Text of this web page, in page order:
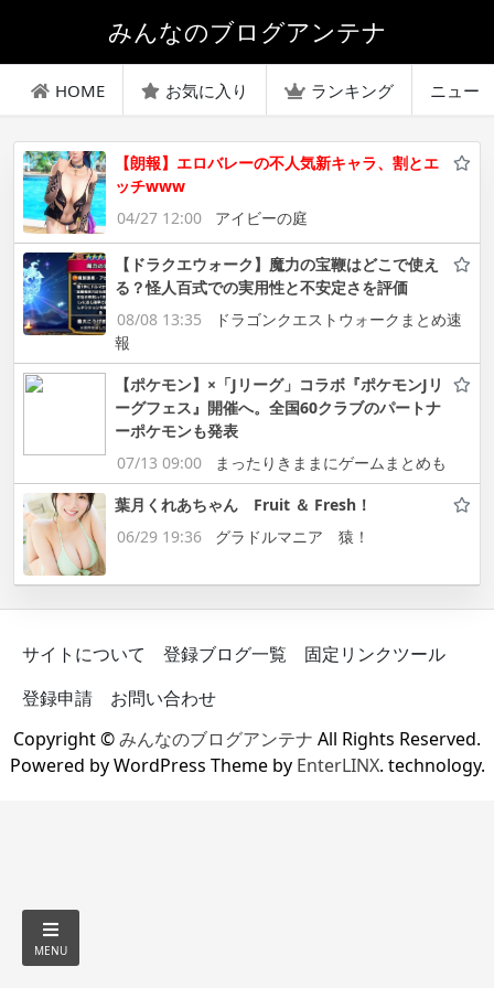
みんなのブログアンテナ
HOME お気に入り ランキング ニュー
【朗報】エロバレーの不人気新キャラ、割とエ
ッチwww
04/27 12:00
アイビーの庭
【ドラクエウォーク】魔力の宝鞭はどこで使え
る？怪人百式での実用性と不安定さを評価
08/08 13:35
ドラゴンクエストウォークまとめ速
報
【ポケモン】×「Jリーグ」コラボ『ポケモンJリ
ーグフェス』開催へ。全国60クラブのパートナ
ーポケモンも発表
07/13 09:00
まったりきままにゲームまとめも
葉月くれあちゃん Fruit ＆ Fresh！
06/29 19:36
グラドルマニア 猿！
サイトについて 登録ブログ一覧
固定リンクツール
登録申請
お問い合わせ
Copyright ©みんなのブログアンテナ All Rights Reserved.
Powered by WordPress Theme by EnterLINX. technology.
MENU